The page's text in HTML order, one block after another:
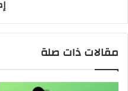
مقالات ذات صلة